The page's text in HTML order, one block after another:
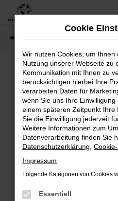
Zum
springen
Fehler: Network
Beim Laden ist ein
Hier sind ein paar Tipps,
Überprüfe deine
Internetverbindung.
Laden andere
Prüfe deine
können das Laden
Cookie
Wir nutzen Cookies, um Ihnen
Nutzung unserer Webseite zu
Kommunikation mit Ihnen zu
berücksichtigen hierbei Ihre
verarbeiten Daten für
wenn Sie uns Ihre
einem späteren Zeitpunkt Ihre
Sie die Einwilligung jederzeit
Weitere Informationen zum
Datenverarbeitung finden Sie
Datenschutzerklärung
Impressum
Folgende Kategorien von Cookies
Essentiell